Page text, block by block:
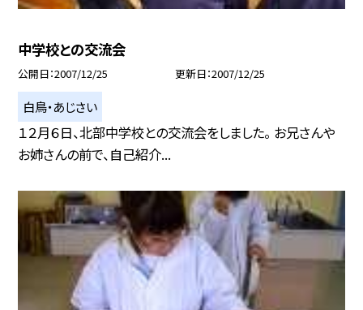
中学校との交流会
公開日 2007/12/25 更新日 2007/12/25
白鳥・あじさい
１２月６日、北部中学校との交流会をしました。 お兄さんや
お姉さんの前で、自己紹介...